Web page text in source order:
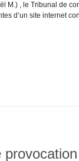
M.) , le Tribunal de
d’un site internet